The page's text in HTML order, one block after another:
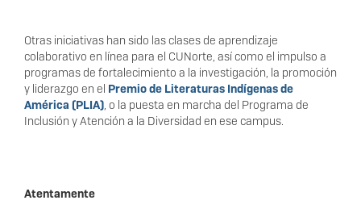
Otras iniciativas han sido las clases de aprendizaje
colaborativo en línea para el CUNorte, así como el impulso a
programas de fortalecimiento a la investigación, la promoción
y liderazgo en el Premio de Literaturas Indígenas de
América (PLIA) , o la puesta en marcha del Programa de
Inclusión y Atención a la Diversidad en ese campus.
Atentamente